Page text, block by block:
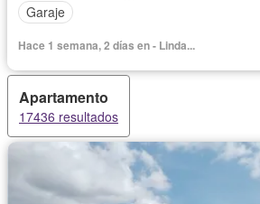
Garaje
Hace 1 semana, 2 días en - Linda...
Apartamento
17436 resultados